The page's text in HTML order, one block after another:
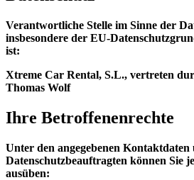
Verantwortliche Stelle im Sinne der
insbesondere der EU-
ist:
Xtreme Car Rental, S.L., vertreten
Thomas Wolf
Ihre Betroffenenrechte
Unter den angegebenen Kontaktdaten
Datenschutzbeauftragten können Sie
ausüben: